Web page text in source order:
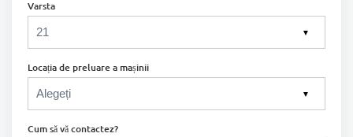
Varsta
▼
Locația de preluare a mașinii
▼
Cum să vă contactez?